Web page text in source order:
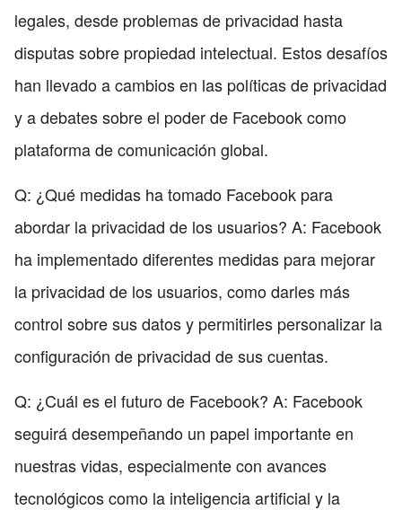
legales, desde problemas de privacidad hasta
disputas sobre propiedad intelectual. Estos desafíos
han llevado a cambios en las políticas de privacidad
y a debates sobre el poder de Facebook como
plataforma de comunicación global.
Q: ¿Qué medidas ha tomado Facebook para
abordar la privacidad de los usuarios? A: Facebook
ha implementado diferentes medidas para mejorar
la privacidad de los usuarios, como darles más
control sobre sus datos y permitirles personalizar la
configuración de privacidad de sus cuentas.
Q: ¿Cuál es el futuro de Facebook? A: Facebook
seguirá desempeñando un papel importante en
nuestras vidas, especialmente con avances
tecnológicos como la inteligencia artificial y la